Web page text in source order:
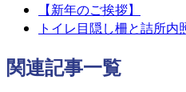
【新年のご挨拶】
トイレ目隠し柵と詰所内
関連記事一覧